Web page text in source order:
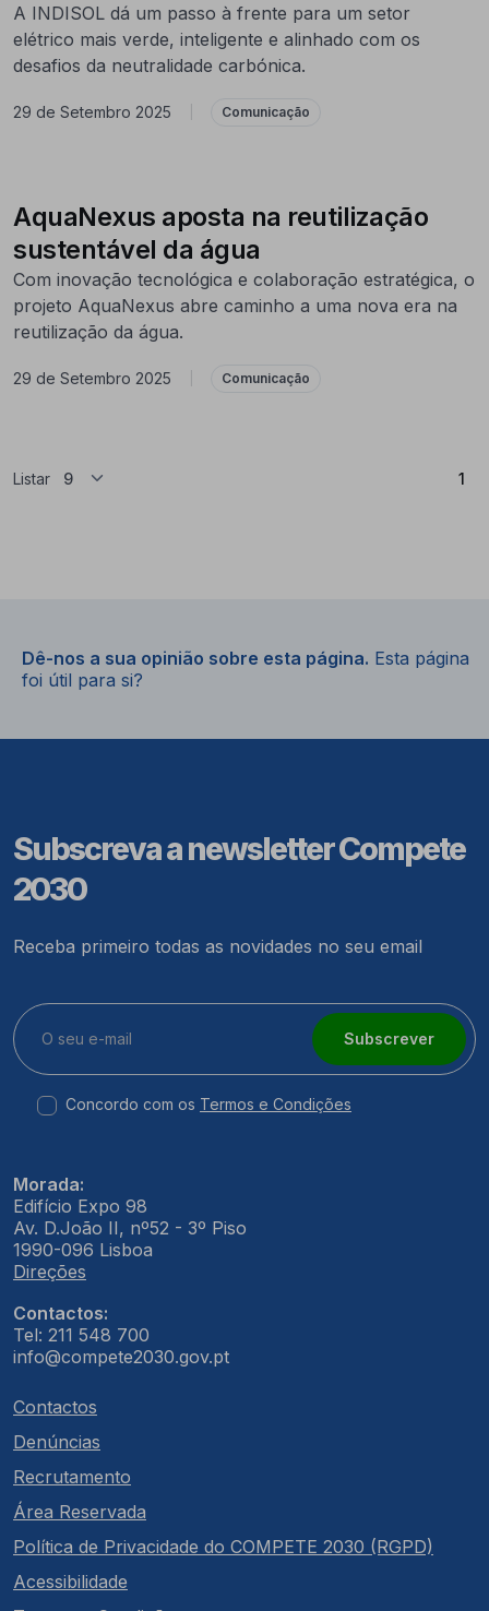
A INDISOL dá um passo à frente para um setor
elétrico mais verde, inteligente e alinhado com os
desafios da neutralidade carbónica.
29 de Setembro 2025 Comunicação
AquaNexus aposta na reutilização
sustentável da água
Com inovação tecnológica e colaboração estratégica, o
projeto AquaNexus abre caminho a uma nova era na
reutilização da água.
29 de Setembro 2025 Comunicação
Listar 1
Dê-nos a sua opinião sobre esta página. Esta página
foi útil para si?
Subscreva a newsletter Compete
2030
Receba primeiro todas as novidades no seu email
Subscrever
Concordo com os Termos e Condições
Morada:
Edifício Expo 98
Av. D.João II, nº52 - 3º Piso
1990-096 Lisboa
Direções
Contactos:
Tel: 211 548 700
info@compete2030.gov.pt
Contactos
Denúncias
Recrutamento
Área Reservada
Política de Privacidade do COMPETE 2030 (RGPD)
Acessibilidade